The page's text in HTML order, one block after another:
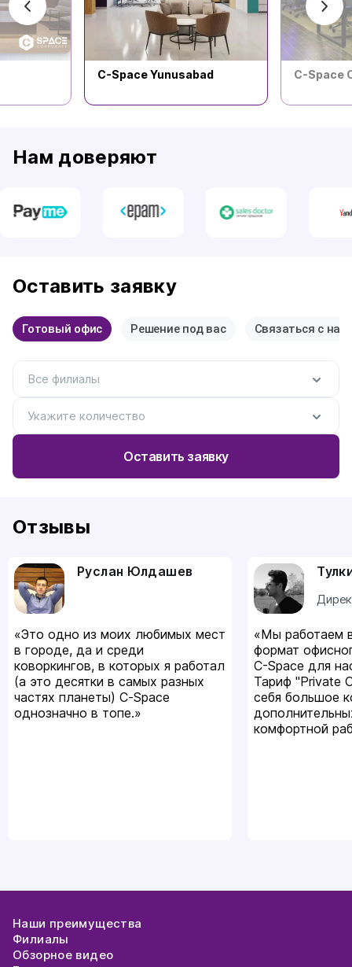
C-Space Yunusabad C-Space
Нам доверяют
Оставить заявку
Готовый офис Решение под вас Связаться с
Все филиалы
Укажите количество
Оставить заявку
Отзывы
Руслан Юлдашев
«Это одно из моих любимых мест
в городе, да и среди
коворкингов, в которых я работал
(а это десятки в самых разных
частях планеты) С-Space
однозначно в топе.»
«Мы работаем
формат
C-Space для
Тариф "Private
себя большое
комфортной
Наши преимущества
Филиалы
Обзорное видео